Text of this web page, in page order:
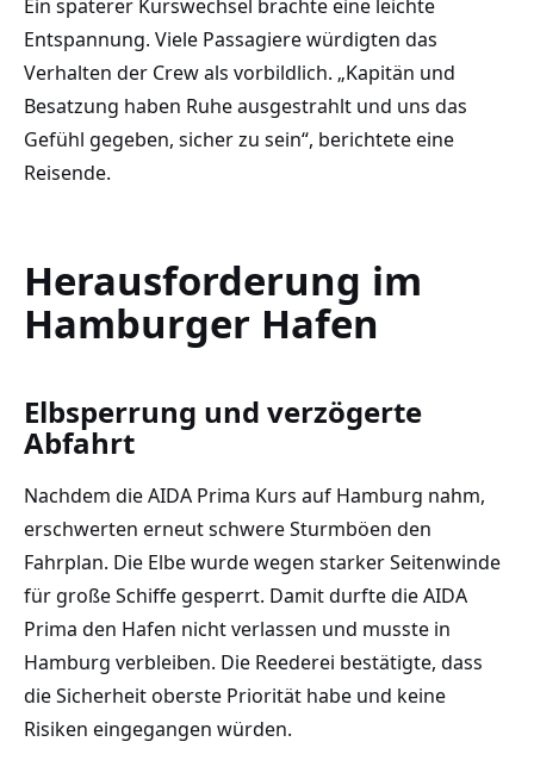
Ein späterer Kurswechsel brachte eine leichte
Entspannung. Viele Passagiere würdigten das
Verhalten der Crew als vorbildlich. „Kapitän und
Besatzung haben Ruhe ausgestrahlt und uns das
Gefühl gegeben, sicher zu sein“, berichtete eine
Reisende.
Herausforderung im
Hamburger Hafen
Elbsperrung und verzögerte
Abfahrt
Nachdem die AIDA Prima Kurs auf Hamburg nahm,
erschwerten erneut schwere Sturmböen den
Fahrplan. Die Elbe wurde wegen starker Seitenwinde
für große Schiffe gesperrt. Damit durfte die AIDA
Prima den Hafen nicht verlassen und musste in
Hamburg verbleiben. Die Reederei bestätigte, dass
die Sicherheit oberste Priorität habe und keine
Risiken eingegangen würden.